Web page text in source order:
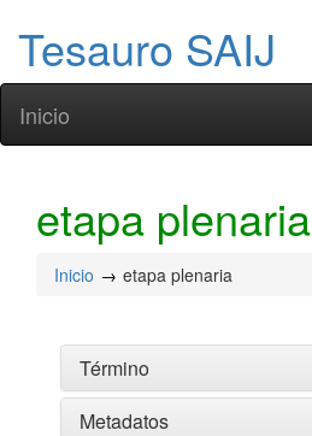
Tesauro SAIJ
Inicio
etapa plenaria
Inicio etapa plenaria
Término
Metadatos